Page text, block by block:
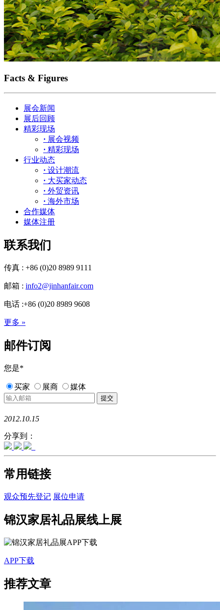
Facts & Figures
展会新闻
展后回顾
精彩现场
· 展会视频
· 精彩现场
行业动态
· 设计潮流
· 大买家动态
· 外贸资讯
· 海外市场
合作媒体
媒体注册
联系我们
传真 : +86 (0)20 8989 9111
邮箱 : info2@jinhanfair.com
电话 :+86 (0)20 8989 9608
更多 »
邮件订阅
您是*
买家 展商 媒体
2012.10.15
分享到：
常用链接
观众预先登记 展位申请
锦汉家居礼品展线上展
APP下载
推荐文章